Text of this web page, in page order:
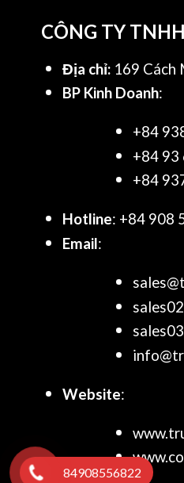
CÔNG TY
Địa chỉ: 169 Cách
BP Kinh Doanh:
+84
+84 93
+84
Hotline: +84 908
Email:
Website:
84908556822